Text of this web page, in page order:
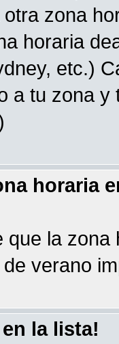
zona
horaria
etc.)
a tu zona
horaria
que la
verano
la lista!